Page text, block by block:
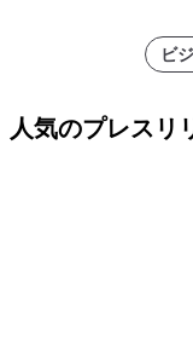
ビ
人気のプレスリ